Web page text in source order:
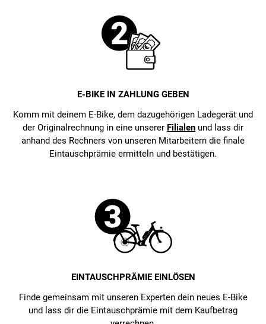
E-BIKE IN ZAHLUNG GEBEN
Komm mit deinem E-Bike, dem dazugehörigen Ladegerät und
der Originalrechnung in eine unserer Filialen und lass dir
anhand des Rechners von unseren Mitarbeitern die finale
Eintauschprämie ermitteln und bestätigen.
EINTAUSCHPRÄMIE EINLÖSEN
Finde gemeinsam mit unseren Experten dein neues E-Bike
und lass dir die Eintauschprämie mit dem Kaufbetrag